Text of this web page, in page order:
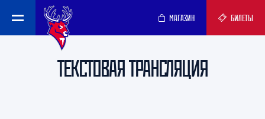
МАГАЗИН БИЛЕТЫ
ТЕКСТОВАЯ ТРАНСЛЯЦИЯ